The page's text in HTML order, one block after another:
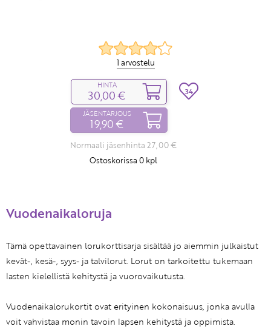
1 arvostelu
HINTA
30,00 €
JÄSENTARJOUS
19,90 €
Normaali jäsenhinta 27,00 €
Ostoskorissa 0 kpl
34
Vuodenaikaloruja
Tämä opettavainen lorukorttisarja sisältää jo aiemmin julkaistut
kevät-, kesä-, syys- ja talvilorut. Lorut on tarkoitettu tukemaan
lasten kielellistä kehitystä ja vuorovaikutusta.
Vuodenaikalorukortit ovat erityinen kokonaisuus, jonka avulla
voit vahvistaa monin tavoin lapsen kehitystä ja oppimista.